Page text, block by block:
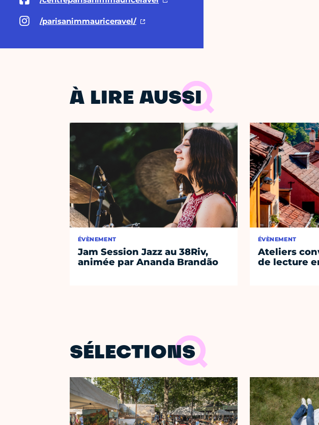
/parisanimmauriceravel/
À LIRE AUSSI
ÉVÈNEMENT
Jam Session Jazz au 38Riv,
animée par Ananda Brandão
ÉVÈNEMENT
Ateliers
de lecture
SÉLECTIONS